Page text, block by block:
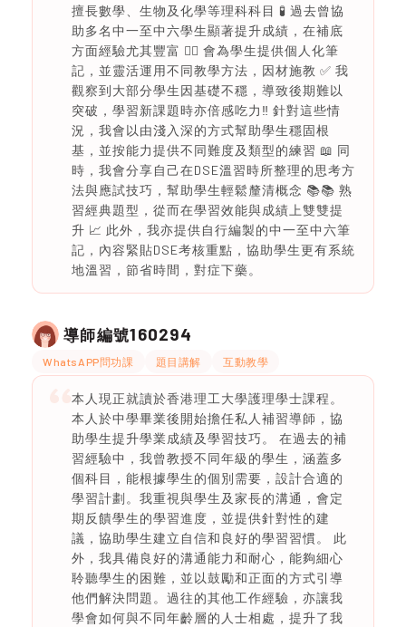
擅長數學、生物及化學等理科科目 🧪 過去曾協
助多名中一至中六學生顯著提升成績，在補底
方面經驗尤其豐富 ✍🏻 會為學生提供個人化筆
記，並靈活運用不同教學方法，因材施教 ✅ 我
觀察到大部分學生因基礎不穩，導致後期難以
突破，學習新課題時亦倍感吃力‼️ 針對這些情
況，我會以由淺入深的方式幫助學生穩固根
基，並按能力提供不同難度及類型的練習 📖 同
時，我會分享自己在DSE溫習時所整理的思考方
法與應試技巧，幫助學生輕鬆釐清概念 📚📚 熟
習經典題型，從而在學習效能與成績上雙雙提
升 📈 此外，我亦提供自行編製的中一至中六筆
記，內容緊貼DSE考核重點，協助學生更有系統
地溫習，節省時間，對症下藥。
導師編號160294
WhatsAPP問功課 題目講解 互動教學
本人現正就讀於香港理工大學護理學士課程。
本人於中學畢業後開始擔任私人補習導師，協
助學生提升學業成績及學習技巧。 在過去的補
習經驗中，我曾教授不同年級的學生，涵蓋多
個科目，能根據學生的個別需要，設計合適的
學習計劃。我重視與學生及家長的溝通，會定
期反饋學生的學習進度，並提供針對性的建
議，協助學生建立自信和良好的學習習慣。 此
外，我具備良好的溝通能力和耐心，能夠細心
聆聽學生的困難，並以鼓勵和正面的方式引導
他們解決問題。過往的其他工作經驗，亦讓我
學會如何與不同年齡層的人士相處，提升了我